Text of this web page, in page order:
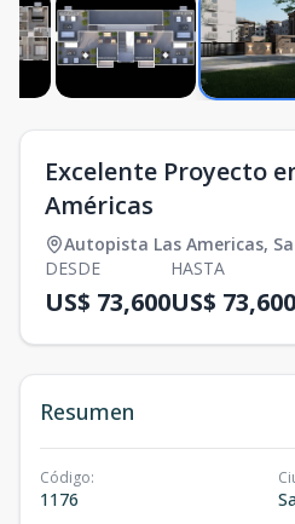
Excelente Proyecto
Américas
Autopista Las Americas,
DESDE
US$ 73,600
HASTA
US$ 73,600
Resumen
Código:
1176